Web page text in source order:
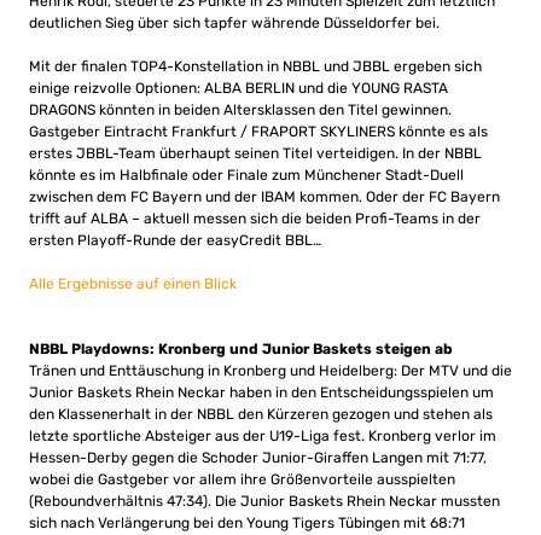
deutlichen Sieg über sich tapfer währende Düsseldorfer bei.
Mit der finalen TOP4-Konstellation in NBBL und JBBL ergeben sich
einige reizvolle Optionen: ALBA BERLIN und die YOUNG RASTA
DRAGONS könnten in beiden Altersklassen den Titel gewinnen.
Gastgeber Eintracht Frankfurt / FRAPORT SKYLINERS könnte es als
erstes JBBL-Team überhaupt seinen Titel verteidigen. In der NBBL
könnte es im Halbfinale oder Finale zum Münchener Stadt-Duell
zwischen dem FC Bayern und der IBAM kommen. Oder der FC Bayern
trifft auf ALBA – aktuell messen sich die beiden Profi-Teams in der
ersten Playoff-Runde der easyCredit BBL…
Alle Ergebnisse auf einen Blick
NBBL Playdowns: Kronberg und Junior Baskets steigen ab
Tränen und Enttäuschung in Kronberg und Heidelberg: Der MTV und die
Junior Baskets Rhein Neckar haben in den Entscheidungsspielen um
den Klassenerhalt in der NBBL den Kürzeren gezogen und stehen als
letzte sportliche Absteiger aus der U19-Liga fest. Kronberg verlor im
Hessen-Derby gegen die Schoder Junior-Giraffen Langen mit 71:77,
wobei die Gastgeber vor allem ihre Größenvorteile ausspielten
(Reboundverhältnis 47:34). Die Junior Baskets Rhein Neckar mussten
sich nach Verlängerung bei den Young Tigers Tübingen mit 68:71